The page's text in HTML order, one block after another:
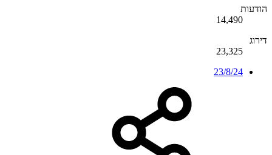
הודעות
14,490
דירוג
23,325
23/8/24